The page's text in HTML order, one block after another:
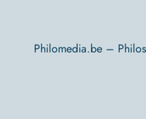
Philomedia.be –